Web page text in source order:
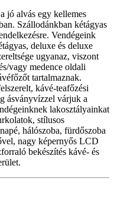
jó alvás egy kellemes
Szállodánkban kétágyas
Vendégeink
deluxe és deluxe
ugyanaz, viszont
vagy medence oldali
tartalmaznak.
kávé-teafőzési
ásványvízzel várjuk a
lakosztályainkat
stílusos
hálószoba, fürdőszoba
nagy képernyős LCD
bekészítés kávé- és